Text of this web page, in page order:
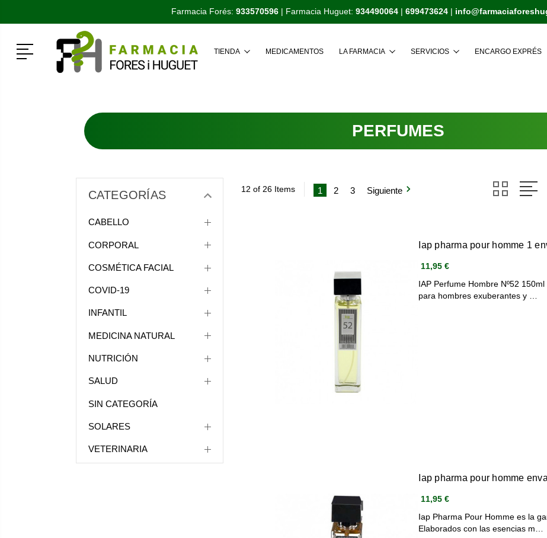
Farmacia Forés: 933570596| Farmacia Huguet: 934490064| 699473624|
Menú TIENDA MEDICAMENTOS LA FARMACIA SERVICIOS ENCARGO EXPRÉS
PERFUMES
CATEGORÍAS
CABELLO
CORPORAL
COSMÉTICA FACIAL
COVID-19
INFANTIL
MEDICINA NATURAL
NUTRICIÓN
SALUD
SIN CATEGORÍA
SOLARES
VETERINARIA
12 of 26 Items 1 2 3 Siguiente
Iap pharma pour homme 1
11,95 €
IAP Perfume Hombre Nº52
para hombres exuberantes y …
Iap pharma pour homme
11,95 €
Iap Pharma Pour Homme es la
Elaborados con las esencias m…